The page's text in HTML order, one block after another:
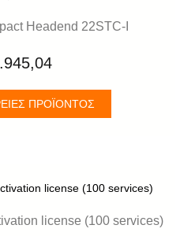
Headend 22STC-I
ΠΡΟΪΌΝΤΟΣ
license (100 services)